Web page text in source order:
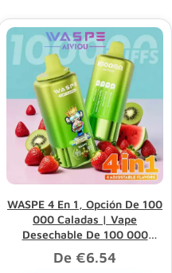
WASPE 4 En 1, Opción De 100
000 Caladas | Vape
Desechable De 100 000
Caladas Con 4 Opciones Y
Venta Al Por Mayor A Granel
De €6.54